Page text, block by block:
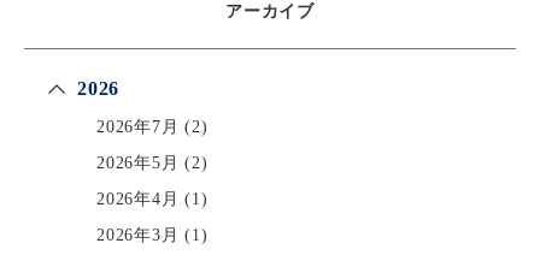
アーカイブ
2026
2026年7月 (2)
2026年5月 (2)
2026年4月 (1)
2026年3月 (1)